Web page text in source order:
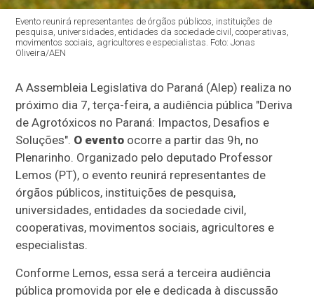
Evento reunirá representantes de órgãos públicos, instituições de
pesquisa, universidades, entidades da sociedade civil, cooperativas,
movimentos sociais, agricultores e especialistas. Foto: Jonas
Oliveira/AEN
A Assembleia Legislativa do Paraná (Alep) realiza no
próximo dia 7, terça-feira, a audiência pública "Deriva
de Agrotóxicos no Paraná: Impactos, Desafios e
Soluções". O evento ocorre a partir das 9h, no
Plenarinho. Organizado pelo deputado Professor
Lemos (PT), o evento reunirá representantes de
órgãos públicos, instituições de pesquisa,
universidades, entidades da sociedade civil,
cooperativas, movimentos sociais, agricultores e
especialistas.
Conforme Lemos, essa será a terceira audiência
pública promovida por ele e dedicada à discussão